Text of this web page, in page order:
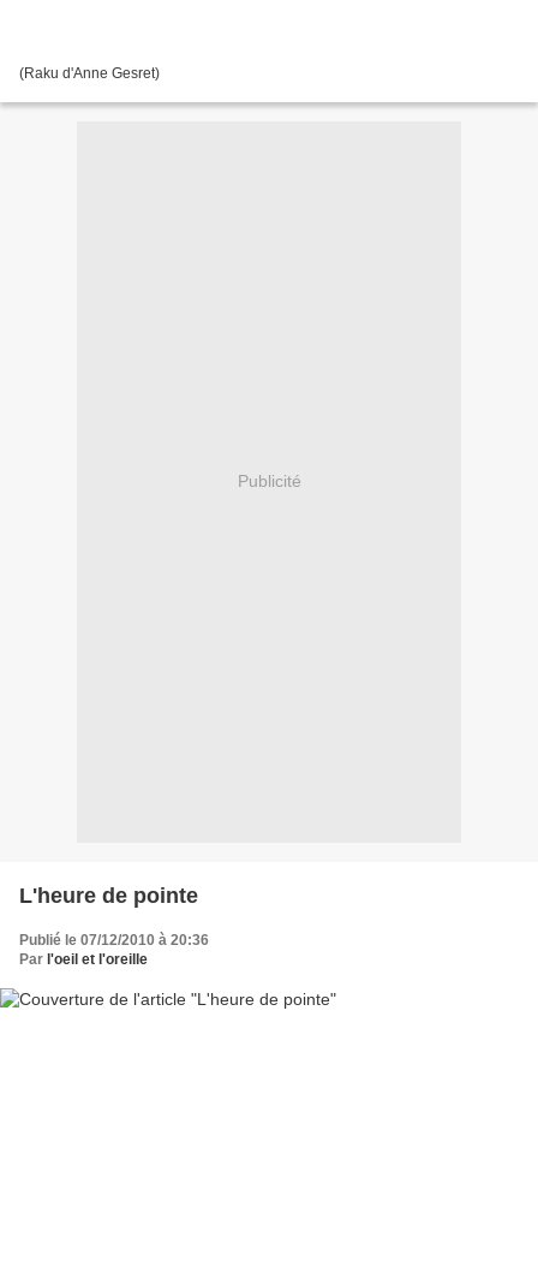
(Raku d'Anne Gesret)
Publicité
L'heure de pointe
Publié le 07/12/2010 à 20:36
Par l'oeil et l'oreille